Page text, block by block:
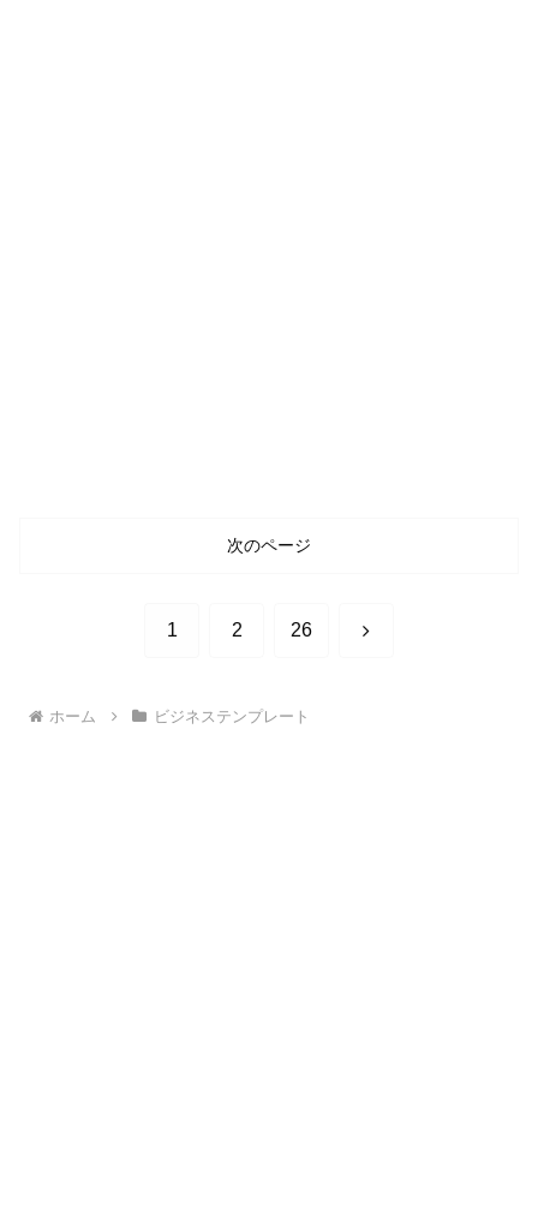
次のページ
1 2 26 次
ホーム ビジネステンプレート